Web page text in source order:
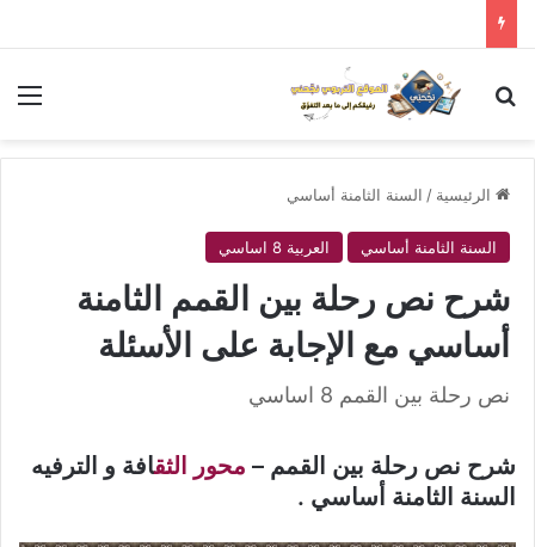
بحث عن
الرئيسية / السنة الثامنة أساسي
السنة الثامنة أساسي العربية 8 اساسي
شرح نص رحلة بين القمم الثامنة
أساسي مع الإجابة على الأسئلة
نص رحلة بين القمم 8 اساسي
شرح نص رحلة بين القمم – محور الثقافة و الترفيه
السنة الثامنة أساسي .